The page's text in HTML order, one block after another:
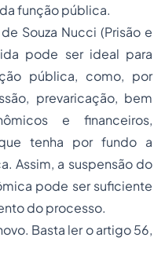
função pública.
Souza Nucci (Prisão e
pode ser ideal para
pública, como, por
prevaricação, bem
e financeiros,
tenha por fundo a
Assim, a suspensão do
pode ser suficiente
do processo.
Basta ler o artigo 56,